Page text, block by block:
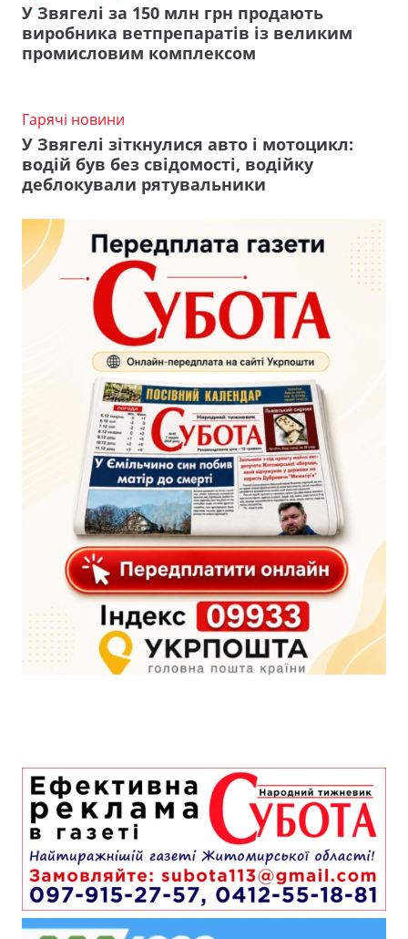
У Звягелі за 150 млн грн продають
виробника ветпрепаратів із великим
промисловим комплексом
Гарячі новини
У Звягелі зіткнулися авто і мотоцикл:
водій був без свідомості, водійку
деблокували рятувальники